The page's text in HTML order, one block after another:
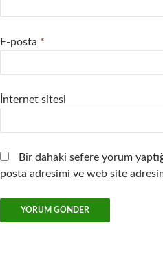
E-posta *
İnternet sitesi
Bir dahaki sefere yorum
posta adresimi ve web site